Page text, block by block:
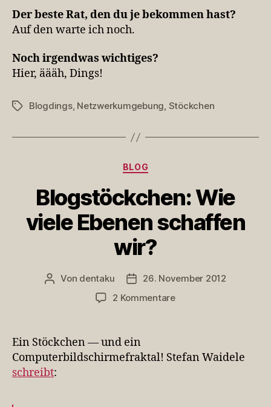
Der beste Rat, den du je bekom­men hast?
Auf den warte ich noch.
Noch irgend­was wichtiges?
Hier, äääh, Dings!
Schlagwörter
Blogdings, Netzwerkumgebung, Stöckchen
Kategorien
BLOG
Blogstöckchen: Wie
viele Ebenen schaffen
wir?
Beitragsautor
Von dentaku Veröffentlichungsdatum
26. November 2012
2 Kommentarezu
Ebenen
schaffen
Ein Stöckchen — und ein
Computerbildschirmefraktal! Stefan Waidele
schreibt: